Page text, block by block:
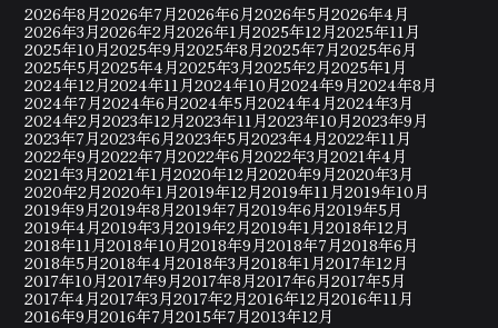
2026年8月2026年7月2026年6月2026年5月2026年4月
2026年3月2026年2月2026年1月2025年12月2025年11月
2025年10月2025年9月2025年8月2025年7月2025年6月
2025年5月2025年4月2025年3月2025年2月2025年1月
2024年12月2024年11月2024年10月2024年9月2024年8月
2024年7月2024年6月2024年5月2024年4月2024年3月
2024年2月2023年12月2023年11月2023年10月2023年9月
2023年7月2023年6月2023年5月2023年4月2022年11月
2022年9月2022年7月2022年6月2022年3月2021年4月
2021年3月2021年1月2020年12月2020年9月2020年3月
2020年2月2020年1月2019年12月2019年11月2019年10月
2019年9月2019年8月2019年7月2019年6月2019年5月
2019年4月2019年3月2019年2月2019年1月2018年12月
2018年11月2018年10月2018年9月2018年7月2018年6月
2018年5月2018年4月2018年3月2018年1月2017年12月
2017年10月2017年9月2017年8月2017年6月2017年5月
2017年4月2017年3月2017年2月2016年12月2016年11月
2016年9月2016年7月2015年7月2013年12月